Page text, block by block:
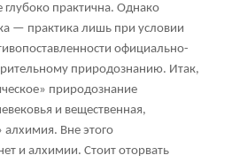
глубоко практична. Однако
— практика лишь при условии
официально-
природознанию. Итак,
природознание
и вещественная,
алхимия. Вне этого
и алхимии. Стоит оторвать